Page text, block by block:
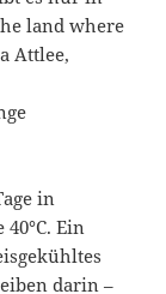
land where
Attlee,
in
Ein
darin –